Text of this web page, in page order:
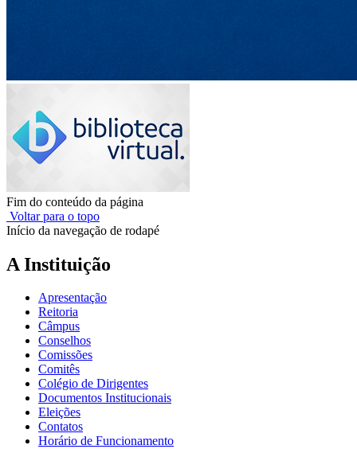
Fim do conteúdo da página
Voltar para o topo
Início da navegação de rodapé
A Instituição
Apresentação
Reitoria
Câmpus
Conselhos
Comissões
Comitês
Colégio de Dirigentes
Documentos Institucionais
Eleições
Contatos
Horário de Funcionamento